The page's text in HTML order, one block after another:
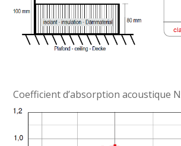
Coefficient d’absorption acoustique